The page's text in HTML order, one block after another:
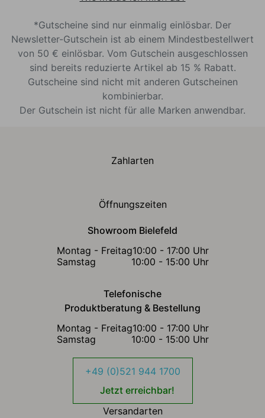
*Gutscheine sind nur einmalig einlösbar. Der
Newsletter-Gutschein ist ab einem Mindestbestellwert
von 50 € einlösbar. Vom Gutschein ausgeschlossen
sind bereits reduzierte Artikel ab 15 % Rabatt.
Gutscheine sind nicht mit anderen Gutscheinen
kombinierbar.
Der Gutschein ist nicht für alle Marken anwendbar.
Zahlarten
Öffnungszeiten
Showroom Bielefeld
Montag - Freitag10:00 - 17:00 Uhr
Samstag
10:00 - 15:00 Uhr
Telefonische
Produktberatung & Bestellung
Montag - Freitag10:00 - 17:00 Uhr
Samstag
10:00 - 15:00 Uhr
+49 (0)521 944 1700
Jetzt erreichbar!
Versandarten